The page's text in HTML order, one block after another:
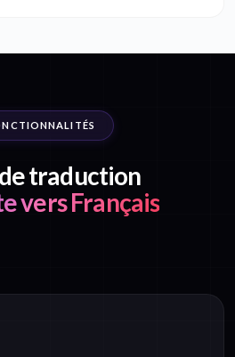
traduction
vers Français